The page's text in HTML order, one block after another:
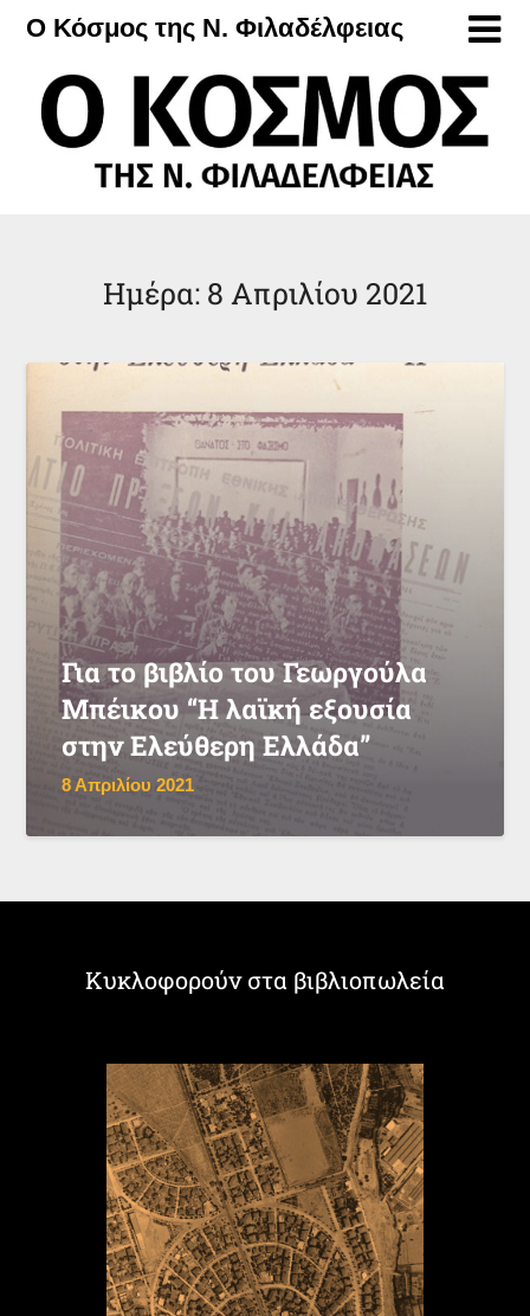
Μετάβαση
περιεχόμενο
Ο Κόσμος της Ν. Φιλαδέλφειας
Ημέρα: 8 Απριλίου 2021
Για το βιβλίο του Γεωργούλα
Μπέικου “Η λαϊκή εξουσία
στην Ελεύθερη Ελλάδα”
8 Απριλίου 2021
Κυκλοφορούν στα βιβλιοπωλεία